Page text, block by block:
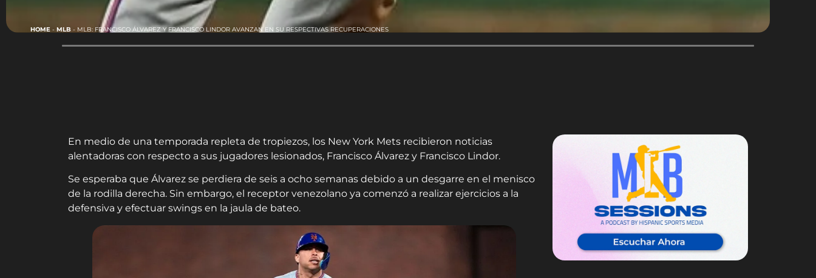
HOME- MLB- MLB: FRANCISCO ÁLVAREZ Y FRANCISCO LINDOR AVANZAN EN SU RESPECTIVAS RECUPERACIONES
En medio de una temporada repleta de tropiezos, los New York Mets recibieron noticias
alentadoras con respecto a sus jugadores lesionados, Francisco Álvarez y Francisco Lindor.
Se esperaba que Álvarez se perdiera de seis a ocho semanas debido a un desgarre en el menisco
de la rodilla derecha. Sin embargo, el receptor venezolano ya comenzó a realizar ejercicios a la
defensiva y efectuar swings en la jaula de bateo.